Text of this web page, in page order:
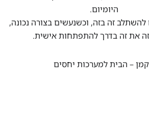
היומיום.
להשתלב זה בזה, וכשנעשים בצורה נכונה,
את זה בדרך להתפתחות אישית.
– הבית למערכות יחסים